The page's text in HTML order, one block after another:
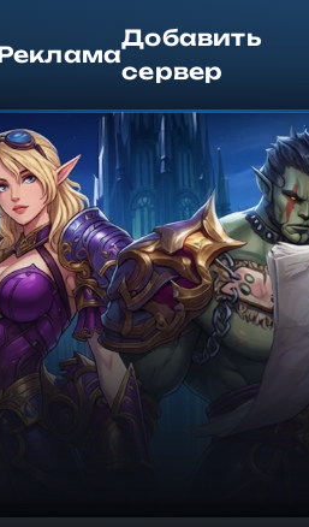
Добавить
сервер